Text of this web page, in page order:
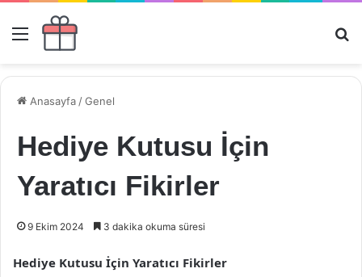
Menü
Anasayfa /Genel
Hediye Kutusu İçin
Yaratıcı Fikirler
9 Ekim 2024 3 dakika okuma süresi
Hediye Kutusu İçin Yaratıcı Fikirler